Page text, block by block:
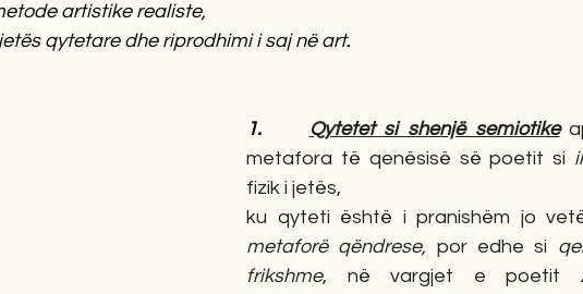
artistike realiste,
qytetare dhe riprodhimi i saj në art.
1. Qytetet si shenjë semiotike
metafora të qenësisë së poetit si
fizik i jetës,
metaforë qëndrese, por edhe si
frikshme, në vargjet e poetit